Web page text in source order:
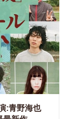
:青野海也